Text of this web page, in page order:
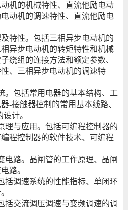
机的机械特性、直流他励电动
动机的调速特性、直流他励电
特性。包括三相异步电动机的
异步电动机的转矩特性和机械
绕组的连接方法和额定参数、
、三相异步电动机的调速特
。包括常用电器的基本结构、工
-接触器控制的常用基本线路、
计。
理与应用。包括可编程控制器的
程控制器的软件技术、可编程
电路。晶闸管的工作原理、晶闸
路。
括调速系统的性能指标、单闭环
括交流调压调速与变频调速的调